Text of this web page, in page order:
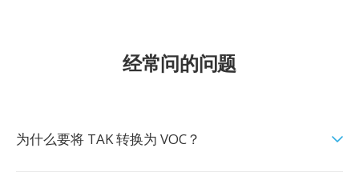
经常问的问题
为什么要将 TAK 转换为 VOC？